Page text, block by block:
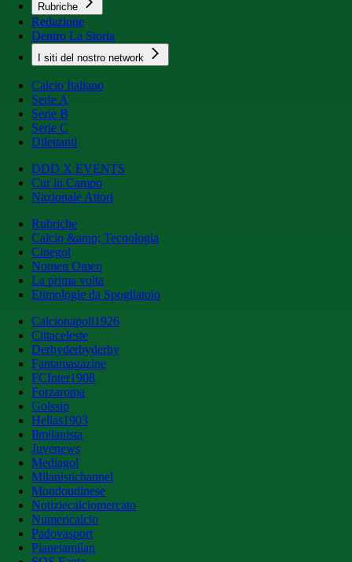
Rubriche
Redazione
Dentro La Storia
I siti del nostro network
Calcio Italiano
Serie A
Serie B
Serie C
Dilettanti
DDD X EVENTS
Cur in Campo
Nazionale Attori
Rubriche
Calcio &amp; Tecnologia
Cinegol
Nomen Omen
La prima volta
Etimologie da Spogliatoio
Calcionapoli1926
Cittaceleste
Derbyderbyderby
Fantamagazine
FCInter1908
Forzaroma
Golssip
Hellas1903
Ilmilanista
Juvenews
Mediagol
Milanistichannel
Mondoudinese
Notiziecalciomercato
Numericalcio
Padovasport
Pianetamilan